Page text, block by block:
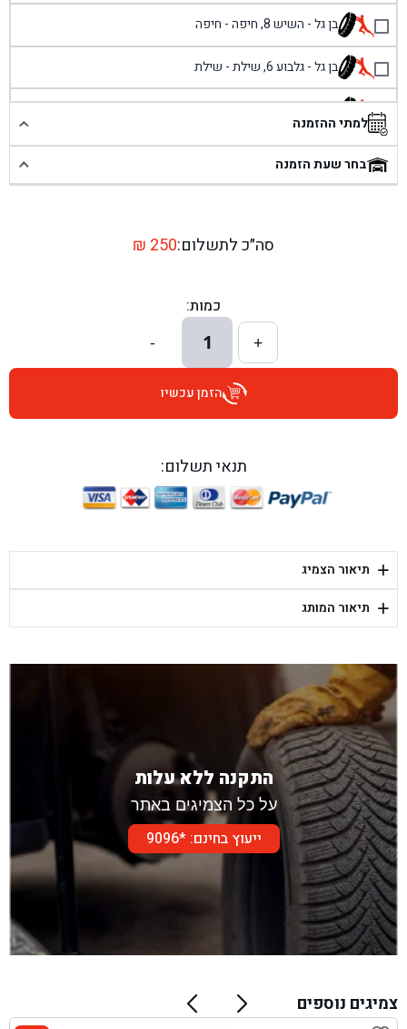
בן גל - השיש 8, חיפה - חיפה
בן גל - גלבוע 6, שילת - שילת
בן גל - פוריידיס, כניסה צפונית מול כביש 4 - פרדיס
בן גל - שכונת אזור תעשייה זעירה, עיילבון - עיילבון
בן גל - דרך השבעה 20, אזור - אזור
בן גל - הרצל 6, גדרה - גדרה
בן גל - שדרות דוד בן גוריון 8, באר שבע - באר שבע
בן גל - היובלים 26, הוד השרון - הוד השרון
בן גל - יפת 88, תל אביב יפו - תל אביב
בן גל - דור אלון הר טוב - בית שמש
למתי ההזמנה
בחר שעת הזמנה
סה״כ לתשלום: ₪ 250
כמות:
+
1
-
הזמן עכשיו
תנאי תשלום:
+ תיאור הצמיג
+ תיאור המותג
התקנה ללא עלות
על כל הצמיגים באתר
ייעוץ בחינם: *9096
צמיגים נוספים